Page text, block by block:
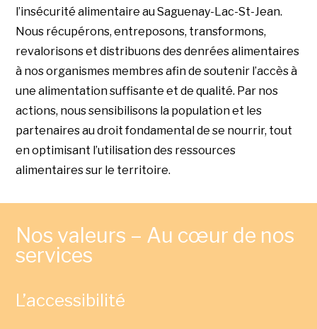
l’insécurité alimentaire au Saguenay-Lac-St-Jean.
Nous récupérons, entreposons, transformons,
revalorisons et distribuons des denrées alimentaires
à nos organismes membres afin de soutenir l’accès à
une alimentation suffisante et de qualité. Par nos
actions, nous sensibilisons la population et les
partenaires au droit fondamental de se nourrir, tout
en optimisant l’utilisation des ressources
alimentaires sur le territoire.
Nos valeurs – Au cœur de nos
services
L’accessibilité